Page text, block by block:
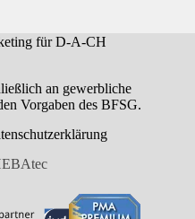
für D-A-CH
an gewerbliche
Vorgaben des BFSG.